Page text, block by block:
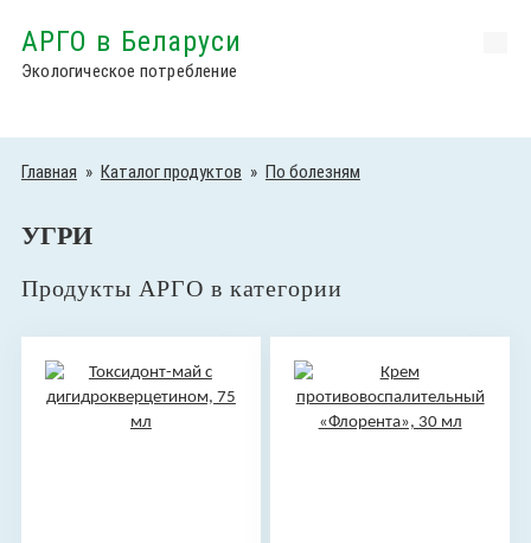
АРГО в Беларуси
Экологическое потребление
Главная » Каталог продуктов » По болезням
УГРИ
Продукты АРГО в категории